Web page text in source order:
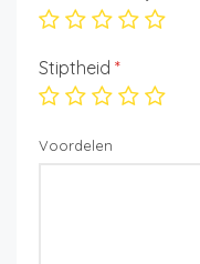
Stiptheid *
Voordelen